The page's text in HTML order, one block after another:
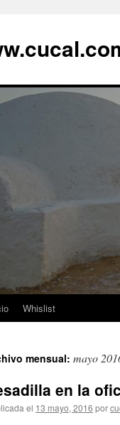
Whislist
mensual: mayo
en la
el 13 mayo, 2016 por